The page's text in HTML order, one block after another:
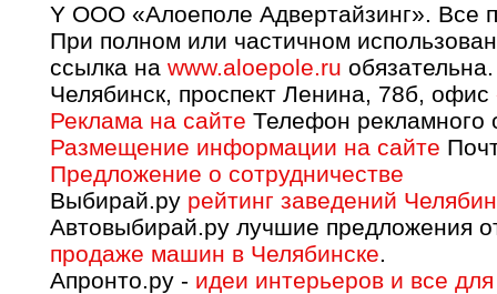
Y OOO «Алоеполе Адвертайзинг».
При полном или частичном
ссылка на www.aloepole.ru обязательна.
Челябинск, проспект Ленина, 78б, офис
Реклама на сайте Телефон рекламного
Размещение информации на сайте
Предложение о сотрудничестве
Выбирай.ру рейтинг заведений
Автовыбирай.ру лучшие предложения
продаже машин в Челябинске.
Апронто.ру - идеи интерьеров и все